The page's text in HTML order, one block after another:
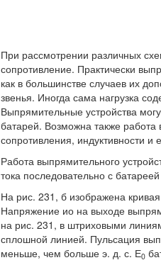
При рассмотрении различных
сопротивление. Практически
как в большинстве случаев их
звенья. Иногда сама нагрузка
Выпрямительные устройства
батарей. Возможна также работа
сопротивления, индуктивности и
Работа выпрямительного
тока последовательно с
На рис. 231, б изображена
Напряжение ио на выходе
на рис. 231, в штриховыми
сплошной линией. Пульсация
меньше, чем больше э. д. с. Е0